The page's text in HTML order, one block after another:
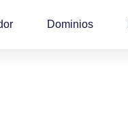
Dominios